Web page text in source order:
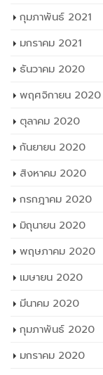
กุมภาพันธ์ 2021
มกราคม 2021
ธันวาคม 2020
พฤศจิกายน 2020
ตุลาคม 2020
กันยายน 2020
สิงหาคม 2020
กรกฎาคม 2020
มิถุนายน 2020
พฤษภาคม 2020
เมษายน 2020
มีนาคม 2020
กุมภาพันธ์ 2020
มกราคม 2020